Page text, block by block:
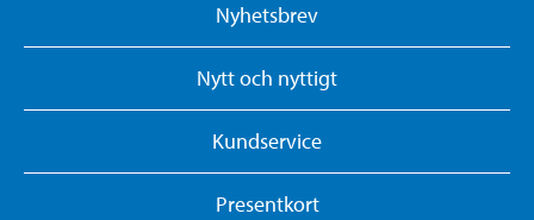
Nyhetsbrev
Nytt och nyttigt
Kundservice
Presentkort